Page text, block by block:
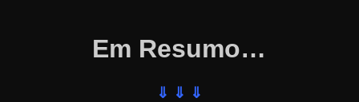
Em Resumo…
⇓ ⇓ ⇓